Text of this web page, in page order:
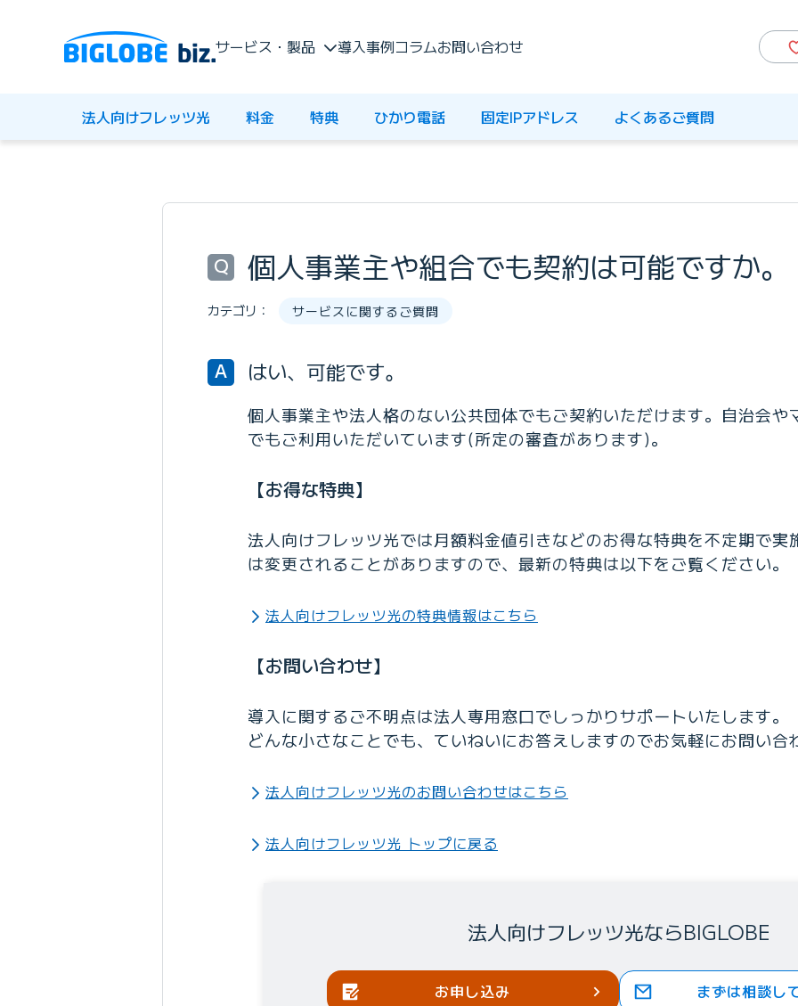
サービス・製品 導入事例コラムお問い合わせ
法人向けフレッツ光 料金 特典 ひかり電話 固定IPアドレス よくあるご質問
Q 個人事業主や組合でも契約は可能ですか。
カテゴリ： サービスに関するご質問
A はい、可能です。
個人事業主や法人格のない公共団体でもご契約いただけます。自治会や
でもご利用いただいています(所定の審査があります)。
【お得な特典】
法人向けフレッツ光では月額料金値引きなどのお得な特典を不定期で実
は変更されることがありますので、最新の特典は以下をご覧ください。
法人向けフレッツ光の特典情報はこちら
【お問い合わせ】
導入に関するご不明点は法人専用窓口でしっかりサポートいたします。
どんな小さなことでも、ていねいにお答えしますのでお気軽にお問い合
法人向けフレッツ光のお問い合わせはこちら
法人向けフレッツ光 トップに戻る
法人向けフレッツ光ならBIGLOBE
お申し込み まずは相談し